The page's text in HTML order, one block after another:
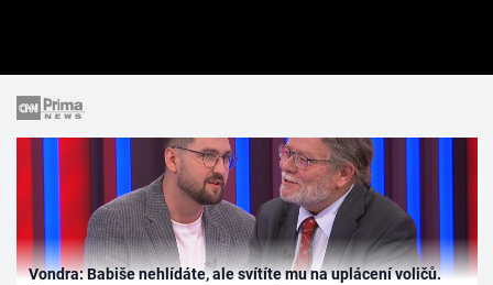
Vondra: Babiše nehlídáte, ale svítíte mu na uplácení voličů.